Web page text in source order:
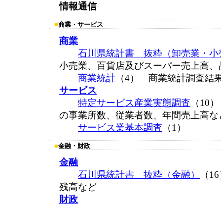
情報通信
■商業・サービス
商業
石川県統計書 抜粋（卸売業・小
小売業、百貨店及びスーパー売上高
商業統計 （4） 商業統計調査結
サービス
特定サービス産業実態調査 （10
の事業所数、従業者数、年間売上高な
サービス業基本調査 （1）
■金融・財政
金融
石川県統計書 抜粋（金融）
（
残高など
財政